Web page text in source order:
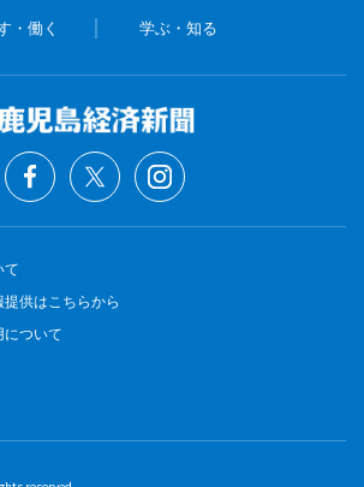
・働く 学ぶ・知る
て
供はこちらから
について